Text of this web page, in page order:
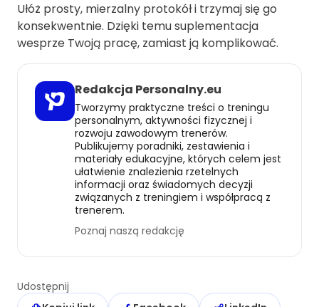
Ułóż prosty, mierzalny protokół i trzymaj się go
konsekwentnie. Dzięki temu suplementacja
wesprze Twoją pracę, zamiast ją komplikować.
Redakcja Personalny.eu
Tworzymy praktyczne treści o treningu
personalnym, aktywności fizycznej i
rozwoju zawodowym trenerów.
Publikujemy poradniki, zestawienia i
materiały edukacyjne, których celem jest
ułatwienie znalezienia rzetelnych
informacji oraz świadomych decyzji
związanych z treningiem i współpracą z
trenerem.
Poznaj naszą redakcję
Udostępnij